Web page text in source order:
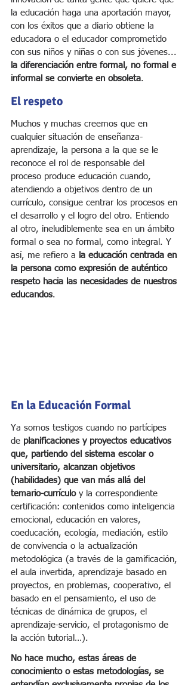
la educación haga una aportación mayor,
con los éxitos que a diario obtiene la
educadora o el educador comprometido
con sus niños y niñas o con sus jóvenes...
la diferenciación entre formal, no formal e
informal se convierte en obsoleta.
El respeto
Muchos y muchas creemos que en
cualquier situación de enseñanza-
aprendizaje, la persona a la que se le
reconoce el rol de responsable del
proceso produce educación cuando,
atendiendo a objetivos dentro de un
currículo, consigue centrar los procesos en
el desarrollo y el logro del otro. Entiendo
al otro, ineludiblemente sea en un ámbito
formal o sea no formal, como integral. Y
así, me refiero a la educación centrada en
la persona como expresión de auténtico
respeto hacia las necesidades de nuestros
educandos.
En la Educación Formal
Ya somos testigos cuando no partícipes
de planificaciones y proyectos educativos
que, partiendo del sistema escolar o
universitario, alcanzan objetivos
(habilidades) que van más allá del
temario-currículo y la correspondiente
certificación: contenidos como inteligencia
emocional, educación en valores,
coeducación, ecología, mediación, estilo
de convivencia o la actualización
metodológica (a través de la gamificación,
el aula invertida, aprendizaje basado en
proyectos, en problemas, cooperativo, el
basado en el pensamiento, el uso de
técnicas de dinámica de grupos, el
aprendizaje-servicio, el protagonismo de
la acción tutorial…).
No hace mucho, estas áreas de
conocimiento o estas metodologías, se